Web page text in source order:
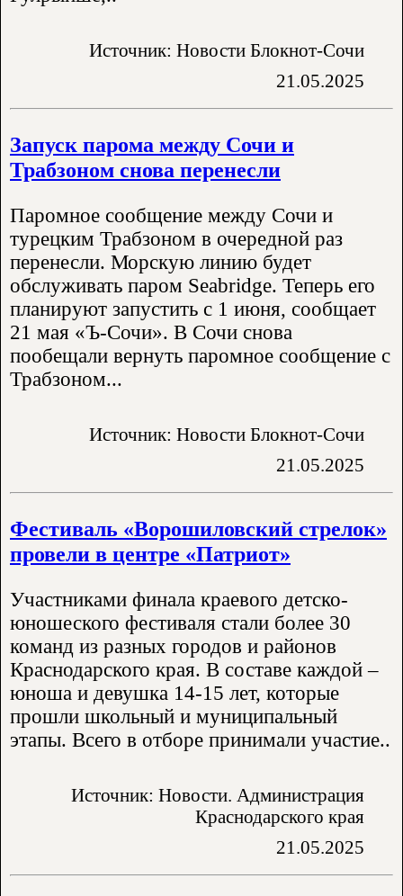
Источник: Новости Блокнот-Сочи
21.05.2025
Запуск парома между Сочи и
Трабзоном снова перенесли
Паромное сообщение между Сочи и
турецким Трабзоном в очередной раз
перенесли. Морскую линию будет
обслуживать паром Seabridge. Теперь его
планируют запустить с 1 июня, сообщает
21 мая «Ъ-Сочи». В Сочи снова
пообещали вернуть паромное сообщение с
Трабзоном...
Источник: Новости Блокнот-Сочи
21.05.2025
Фестиваль «Ворошиловский стрелок»
провели в центре «Патриот»
Участниками финала краевого детско-
юношеского фестиваля стали более 30
команд из разных городов и районов
Краснодарского края. В составе каждой –
юноша и девушка 14-15 лет, которые
прошли школьный и муниципальный
этапы. Всего в отборе принимали участие..
Источник: Новости. Администрация
Краснодарского края
21.05.2025